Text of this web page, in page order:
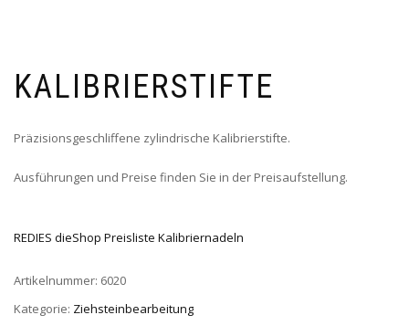
KALIBRIERSTIFTE
Präzisionsgeschliffene zylindrische Kalibrierstifte.
Ausführungen und Preise finden Sie in der Preisaufstellung.
REDIES dieShop Preisliste Kalibriernadeln
Artikelnummer: 6020
Kategorie: Ziehsteinbearbeitung